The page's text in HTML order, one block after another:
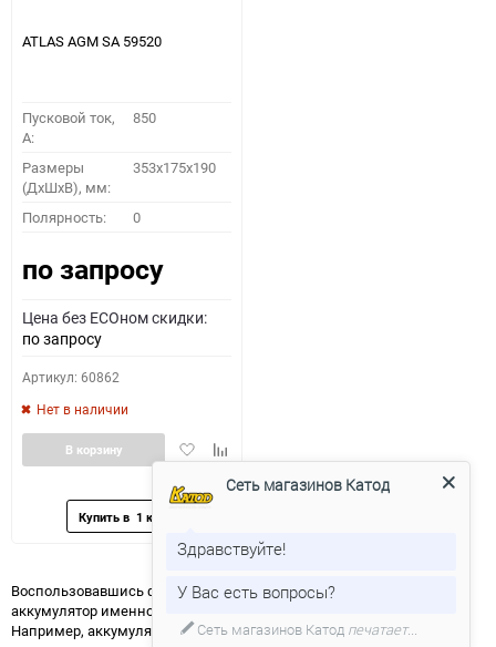
ATLAS AGM SA 59520
Пусковой ток,
A:
850
Размеры
(ДхШхВ), мм:
353x175x190
Полярность: 0
по запросу
Цена без ECOном скидки:
по запросу
Артикул: 60862
Нет в наличии
Добавить
в
избранное
Добавить
к
сравнению
В корзину
Воспользовавшись формой выше, Вы сможете подобрать
аккумулятор именно для вашей модификации автомобиля.
Например, аккумулятор для БМВ х6.
Сеть магазинов Катод
Здравствуйте!
У Вас есть вопросы?
Сеть магазинов Катод печатает...